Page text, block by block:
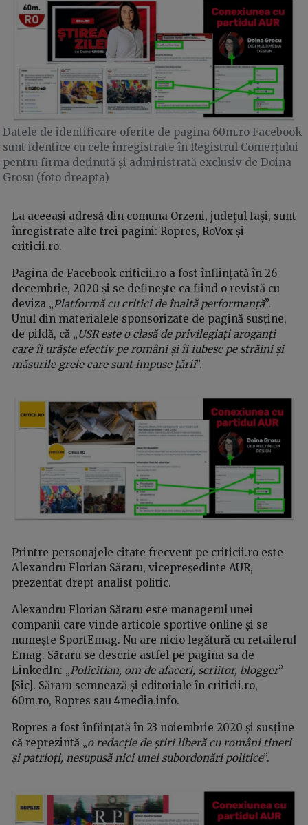
Datele de identificare oferite de pagina 60m.ro Facebook
sunt identice cu cele înregistrate în Registrul Comerțului
pentru firma deținută și administrată exclusiv de Doina
Grosu (foto dreapta)
La aceeași adresă din comuna Orzeni, județul Iași, sunt
înregistrate alte trei pagini: Ropres, RoVox și
criticii.ro.
Pagina de Facebook criticii.ro a fost înființată în 26
decembrie, 2020 și se definește ca fiind o revistă cu
deviza „Platformă cu critici de înaltă performanță”.
Unul din materialele sponsorizate de pagină susține,
de pildă, că „USR este o clasă de privilegiați aroganți
care îi urăște efectiv pe români și îi iubesc pe străini și
măsurile grele care sunt impuse țării”.
Printre personajele citate frecvent pe criticii.ro este
Alexandru Florian Săraru, vicepreședinte AUR,
prezentat drept analist politic.
Alexandru Florian Săraru este managerul unei
companii care vinde articole sportive online și se
numește SportEmag. Nu are nicio legătură cu retailerul
Emag. Săraru se descrie astfel pe pagina sa de
LinkedIn: „Policitian, om de afaceri, scriitor, blogger”
[Sic]. Săraru semnează și editoriale în criticii.ro,
60m.ro, Ropres sau 4media.info.
Ropres a fost înființată în 23 noiembrie 2020 și susține
că reprezintă „o redacție de știri liberă cu români tineri
și patrioți, nesupusă nici unei subordonări politice”.